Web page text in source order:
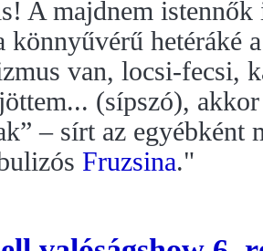
A majdnem istennők
hetéráké
van, locsi-fecsi,
(sípszó),
– sírt az egyébként
Fruzsina."